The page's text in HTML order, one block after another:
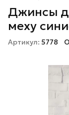
Джинсы
меху
Артикул: 5778